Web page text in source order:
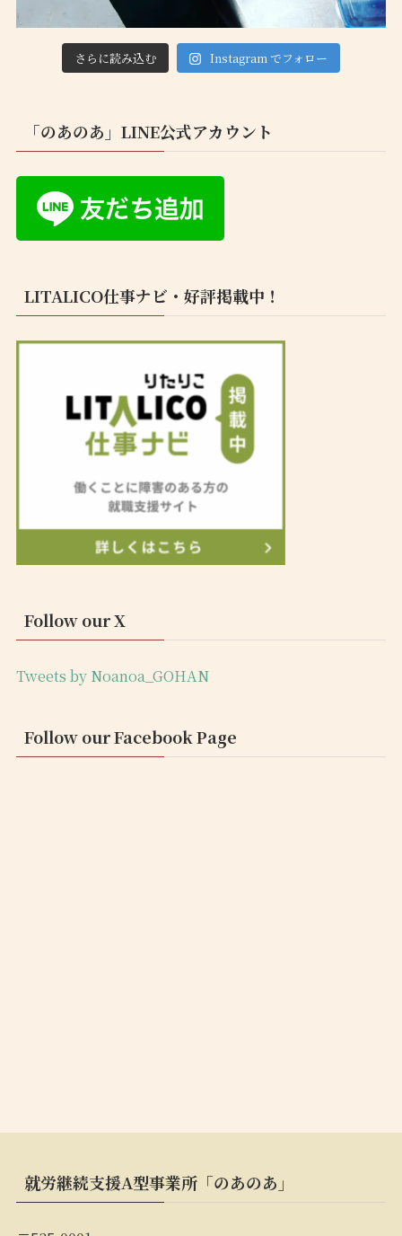
さらに読み込む Instagram でフォロー
「のあのあ」LINE公式アカウント
LITALICO仕事ナビ・好評掲載中！
Follow our X
Tweets by Noanoa_GOHAN
Follow our Facebook Page
就労継続支援A型事業所「のあのあ」